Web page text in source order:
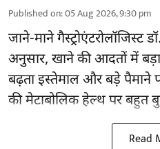
Published on:05 Aug 2026, 9:30 pm
जाने-माने गैस्ट्रोएंटरोलॉजिस्ट
अनुसार, खाने की आदतोंमें
बढ़ता इस्तेमाल और बड़े पैमाने
की मेटाबोलिक हेल्थ पर बहुत
Read